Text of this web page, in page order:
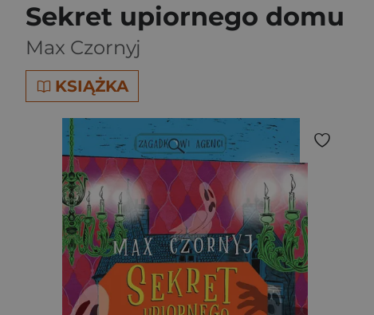
Sekret upiornego domu
Max Czornyj
KSIĄŻKA